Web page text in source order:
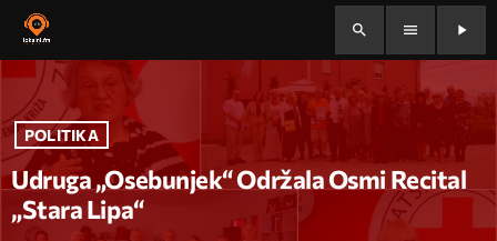
search menu play_arrow
POLITIKA
Udruga „Osebunjek“ Održala Osmi Recital
„Stara Lipa“